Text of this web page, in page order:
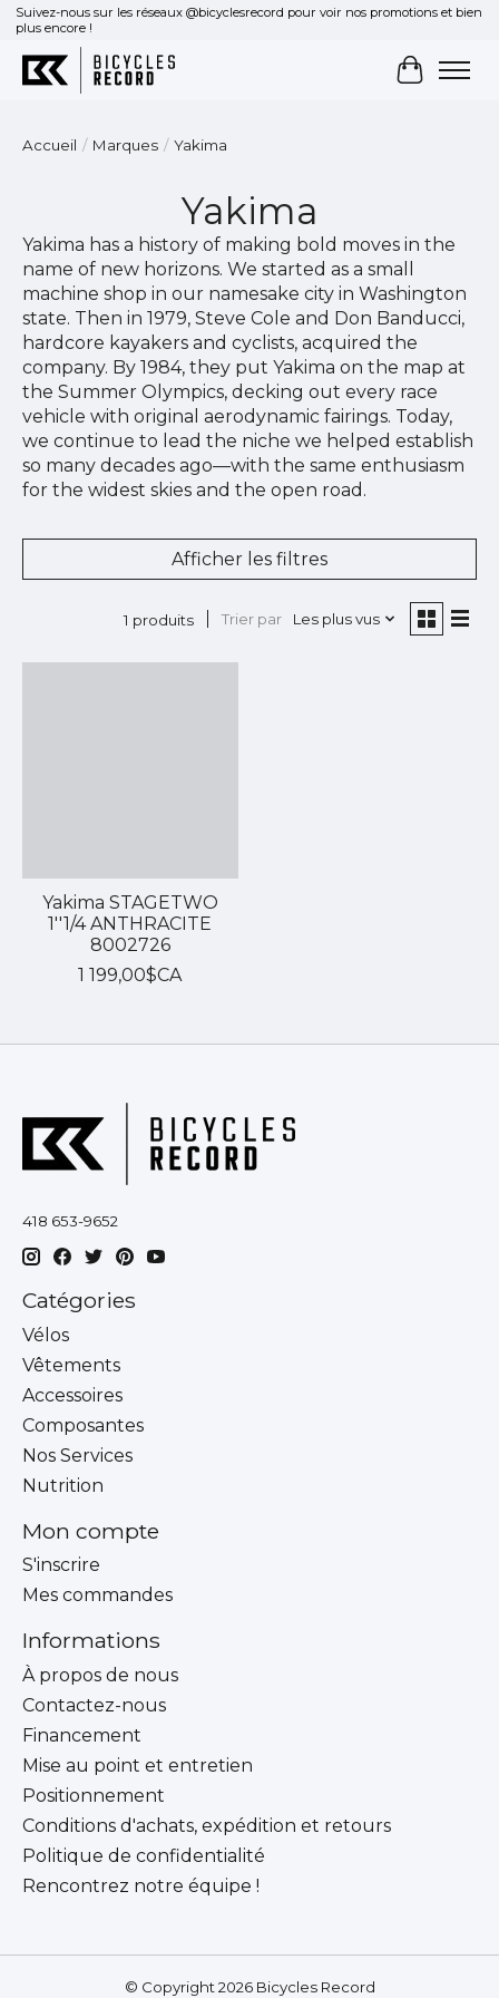
Suivez-nous sur les réseaux @bicyclesrecord pour voir nos promotions et bien
plus encore !
Panier
Accueil / Marques / Yakima
Yakima
Yakima has a history of making bold moves in the
name of new horizons. We started as a small
machine shop in our namesake city in Washington
state. Then in 1979, Steve Cole and Don Banducci,
hardcore kayakers and cyclists, acquired the
company. By 1984, they put Yakima on the map at
the Summer Olympics, decking out every race
vehicle with original aerodynamic fairings. Today,
we continue to lead the niche we helped establish
so many decades ago—with the same enthusiasm
for the widest skies and the open road.
Afficher les filtres
1 produits Trier par Les plus vus
Yakima STAGETWO
1''1/4 ANTHRACITE
8002726
1 199,00$CA
418 653-9652
Catégories
Vélos
Vêtements
Accessoires
Composantes
Nos Services
Nutrition
Mon compte
S'inscrire
Mes commandes
Informations
À propos de nous
Contactez-nous
Financement
Mise au point et entretien
Positionnement
Conditions d'achats, expédition et retours
Politique de confidentialité
Rencontrez notre équipe !
© Copyright 2026 Bicycles Record